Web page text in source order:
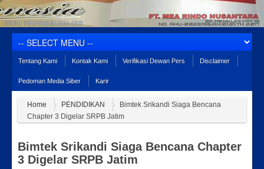
Tentang Kami Kontak Kami Verifikasi Dewan Pers Disclaimer
Pedoman Media Siber Karir
Home PENDIDIKAN
Bimtek Srikandi Siaga Bencana
Chapter 3 Digelar SRPB Jatim
Bimtek Srikandi Siaga Bencana Chapter
3 Digelar SRPB Jatim